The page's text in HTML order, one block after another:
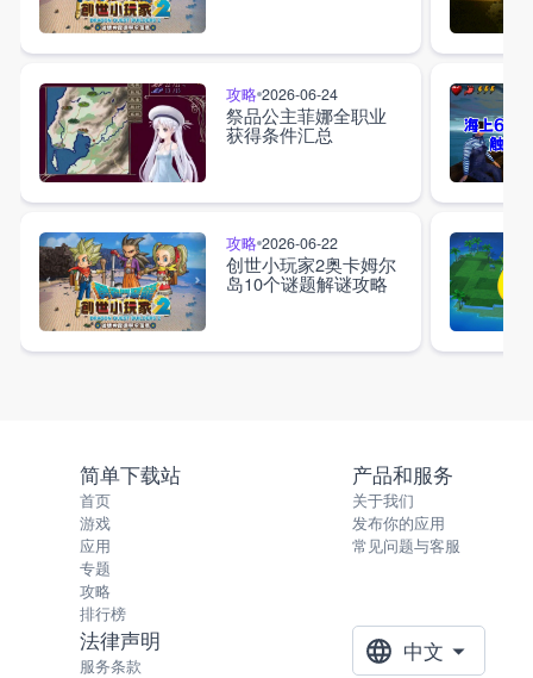
攻略 2026-06-24
祭品公主菲娜全职业
获得条件汇总
攻略 2026-06-22
创世小玩家2奥卡姆尔
岛10个谜题解谜攻略
简单下载站
首页
游戏
应用
专题
攻略
排行榜
产品和服务
关于我们
发布你的应用
常见问题与客服
法律声明
服务条款
中文